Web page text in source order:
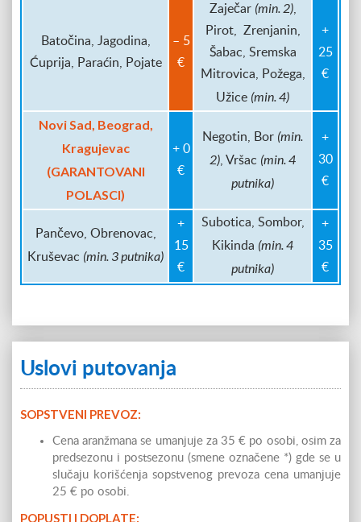
Batočina, Jagodina,
Ćuprija, Paraćin, Pojate
– 5
€
Zaječar (min. 2),
Pirot, Zrenjanin,
Šabac, Sremska
Mitrovica, Požega,
Užice (min. 4)
+
25
€
Novi Sad, Beograd,
Kragujevac
(GARANTOVANI
POLASCI)
+ 0
€
Negotin, Bor (min.
2) , Vršac (min. 4
putnika)
+
30
€
Pančevo, Obrenovac,
Kruševac (min. 3 putnika)
+
15
€
Subotica, Sombor,
Kikinda (min. 4
putnika)
+
35
€
Uslovi putovanja
SOPSTVENI PREVOZ:
Cena aranžmana se umanjuje za 35 € po osobi, osim za
predsezonu i postsezonu (smene označene *) gde se u
slučaju korišćenja sopstvenog prevoza cena umanjuje
25 € po osobi.
POPUSTI I DOPLATE: